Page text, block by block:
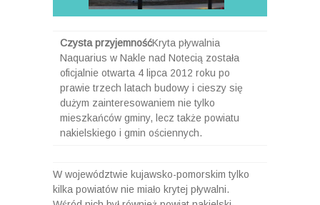
Czysta przyjemnośćKryta pływalnia
Naquarius w Nakle nad Notecią została
oficjalnie otwarta 4 lipca 2012 roku po
prawie trzech latach budowy i cieszy się
dużym zainteresowaniem nie tylko
mieszkańców gminy, lecz także powiatu
nakielskiego i gmin ościennych.
W województwie kujawsko-pomorskim tylko
kilka powiatów nie miało krytej pływalni.